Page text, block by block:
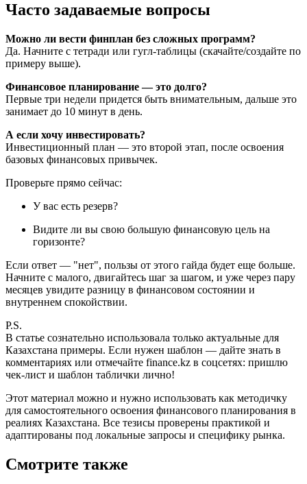
Часто задаваемые вопросы
Можно ли вести финплан без сложных программ?
Да. Начните с тетради или гугл-таблицы (скачайте/создайте по
примеру выше).
Финансовое планирование — это долго?
Первые три недели придется быть внимательным, дальше это
занимает до 10 минут в день.
А если хочу инвестировать?
Инвестиционный план — это второй этап, после освоения
базовых финансовых привычек.
Проверьте прямо сейчас:
У вас есть резерв?
Видите ли вы свою большую финансовую цель на
горизонте?
Если ответ — "нет", пользы от этого гайда будет еще больше.
Начните с малого, двигайтесь шаг за шагом, и уже через пару
месяцев увидите разницу в финансовом состоянии и
внутреннем спокойствии.
P.S.
В статье сознательно использовала только актуальные для
Казахстана примеры. Если нужен шаблон — дайте знать в
комментариях или отмечайте finance.kz в соцсетях: пришлю
чек-лист и шаблон таблички лично!
Этот материал можно и нужно использовать как методичку
для самостоятельного освоения финансового планирования в
реалиях Казахстана. Все тезисы проверены практикой и
адаптированы под локальные запросы и специфику рынка.
Смотрите также